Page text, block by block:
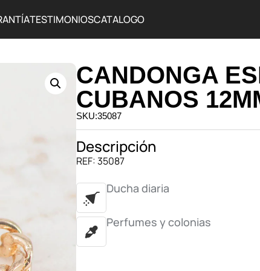
TESTIMONIOSCATALOGO
CANDONGA
CUBANOS
SKU:35087
Descripción
REF: 35087
Ducha diaria
Perfumes y colonias